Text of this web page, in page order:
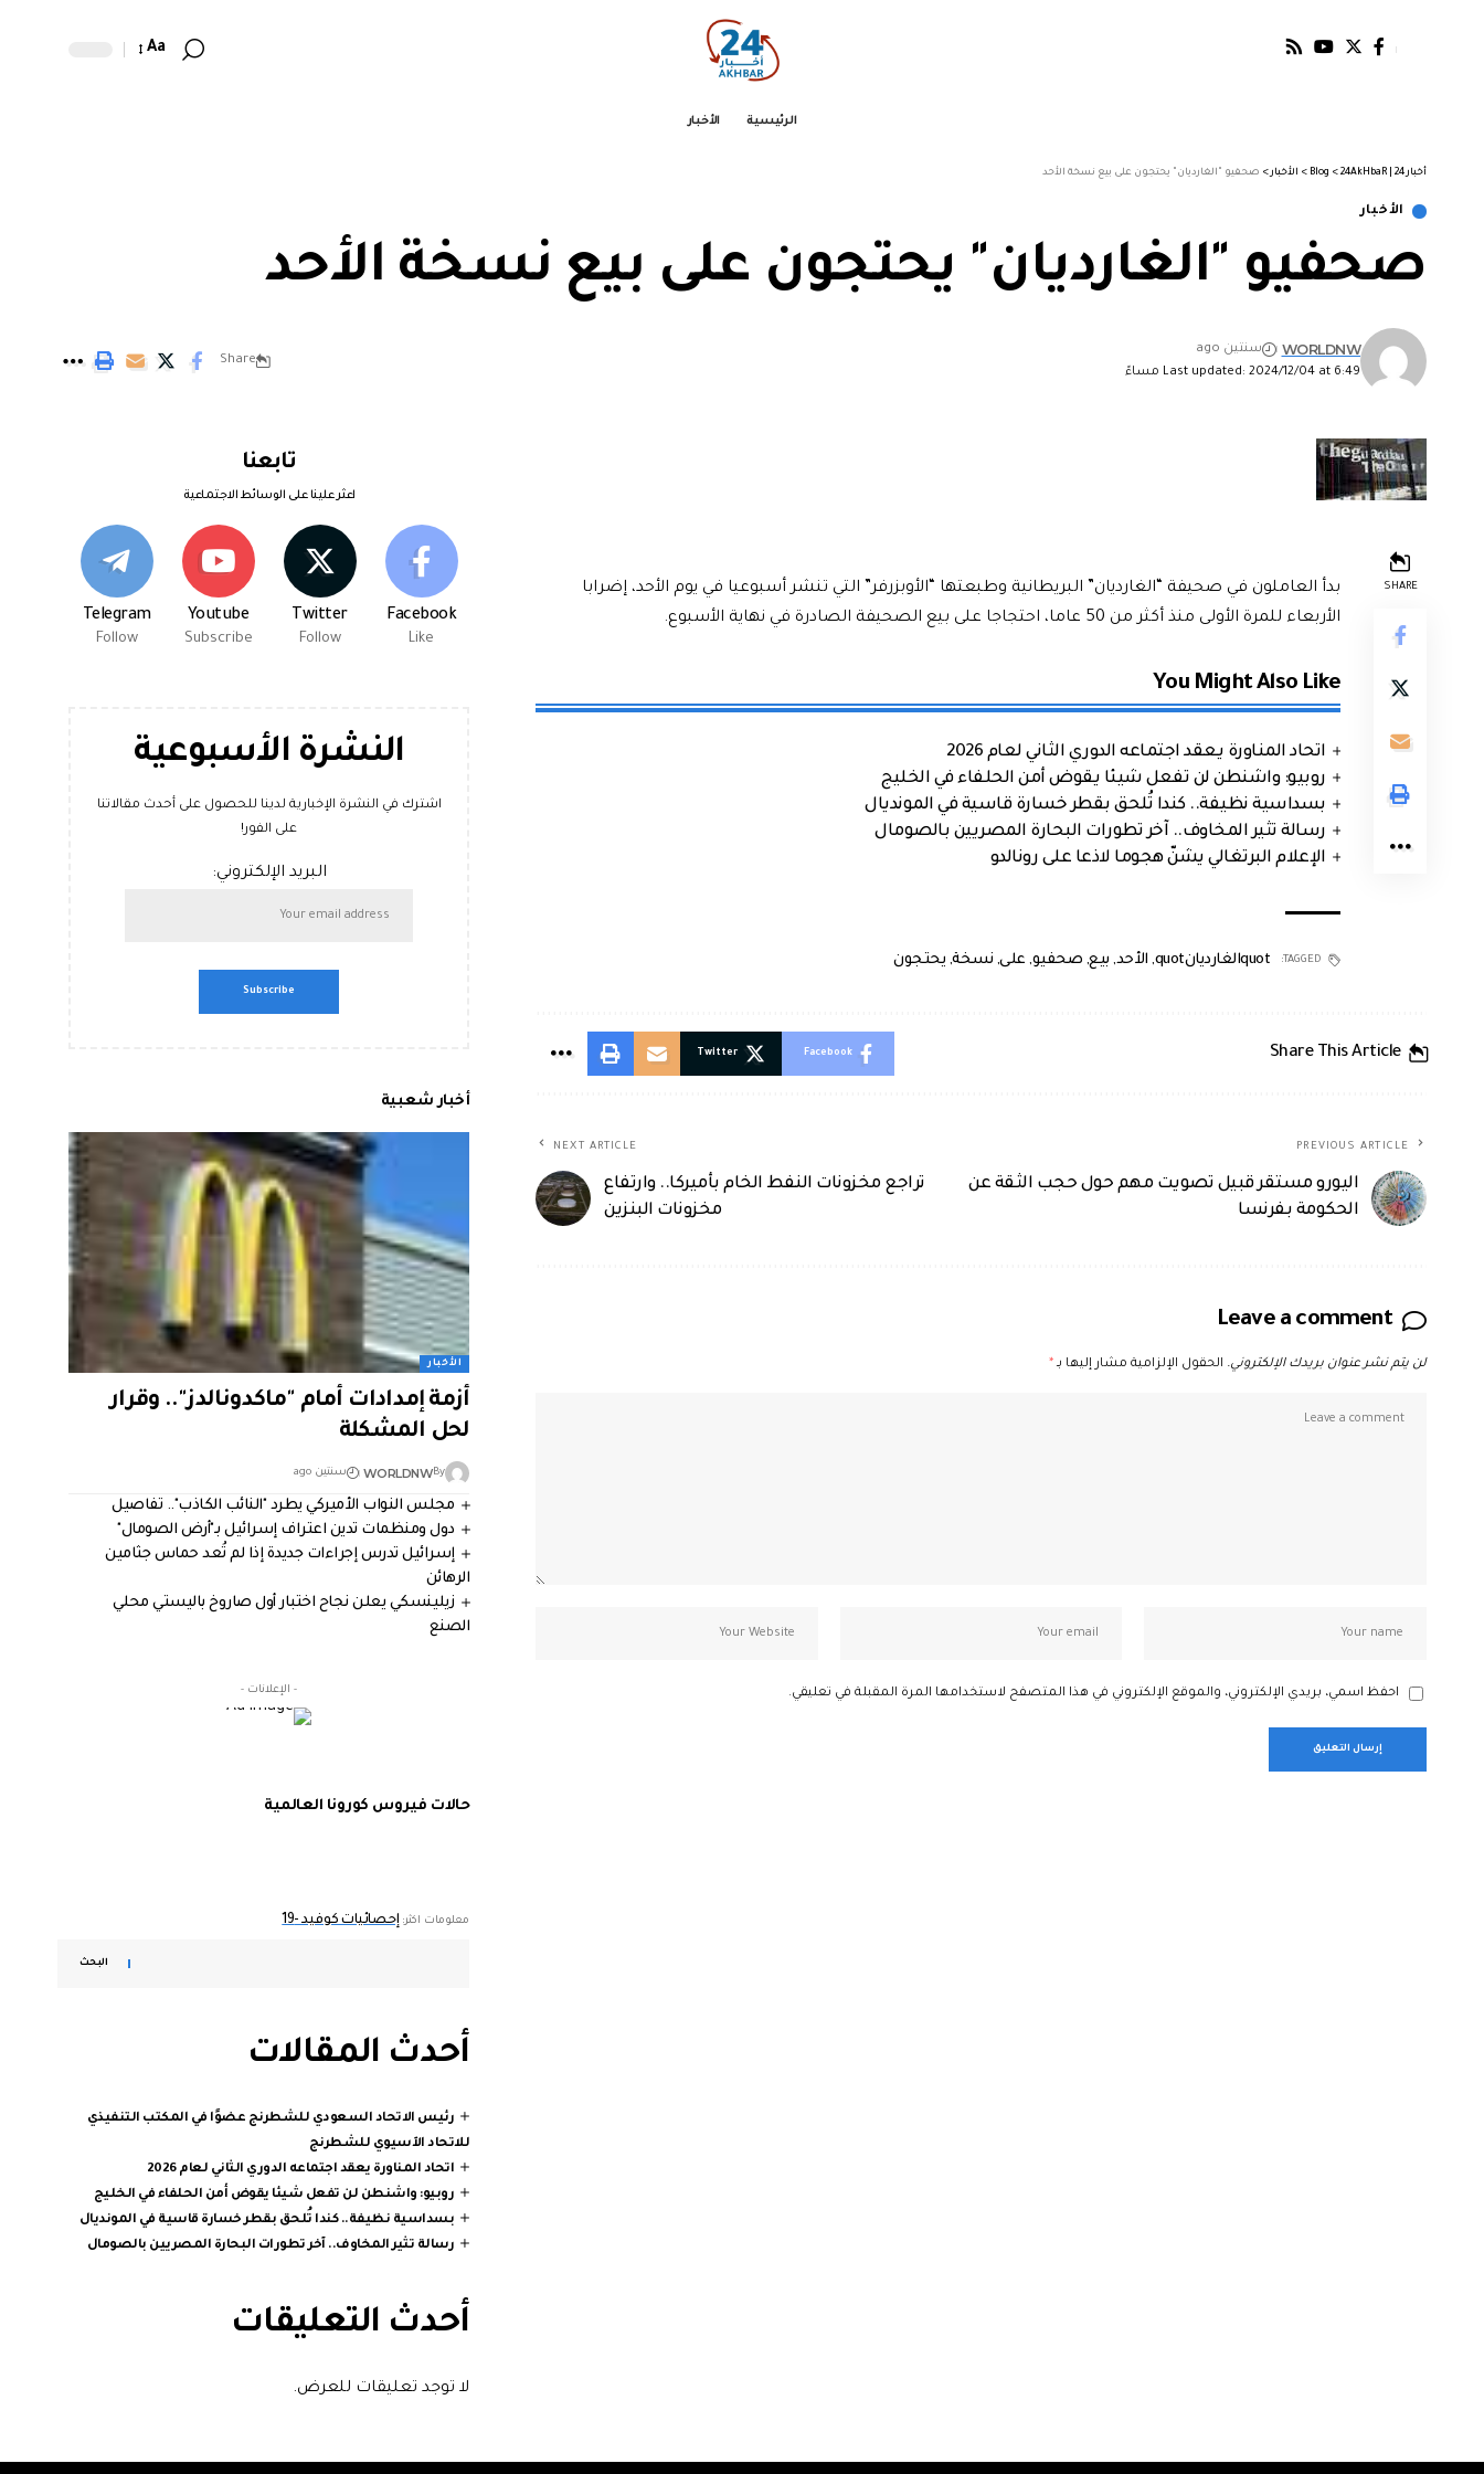
Aa
الرئيسية الأخبار
أخبار 24 | 24AkHbaR >
Blog
> الأخبار > صحفيو "الغارديان" يحتجون على بيع نسخة الأحد
الأخبار
صحفيو "الغارديان" يحتجون على بيع نسخة الأحد
Last updated: 2024/12/04 at 6:49 مساءً
WORLDNW
سنتين ago
Share
SHARE
بدأ العاملون في صحيفة “الغارديان” البريطانية وطبعتها “الأوبزرفر” التي تنشر أسبوعيا في يوم الأحد، إضرابا
الأربعاء للمرة الأولى منذ أكثر من 50 عاما، احتجاجا على بيع الصحيفة الصادرة في نهاية الأسبوع.
You Might Also Like
اتحاد المناورة يعقد اجتماعه الدوري الثاني لعام 2026
روبيو: واشنطن لن تفعل شيئا يقوض أمن الحلفاء في الخليج
بسداسية نظيفة.. كندا تُلحق بقطر خسارة قاسية في المونديال
رسالة تثير المخاوف.. آخر تطورات البحارة المصريين بالصومال
الإعلام البرتغالي يشنّ هجوما لاذعا على رونالدو
TAGGED: quotالغارديانquot , الأحد, بيع, صحفيو, على, نسخة, يحتجون
Share This Article
Facebook
Twitter
PREVIOUS ARTICLE
اليورو مستقر قبيل تصويت مهم حول حجب الثقة عن
الحكومة بفرنسا
NEXT ARTICLE
تراجع مخزونات النفط الخام بأميركا.. وارتفاع
مخزونات البنزين
Leave a comment
لن يتم نشر عنوان بريدك الإلكتروني. الحقول الإلزامية مشار إليها بـ*
احفظ اسمي، بريدي الإلكتروني، والموقع الإلكتروني في هذا المتصفح لاستخدامها المرة المقبلة في تعليقي.
تابعنا
اعثر علينا على الوسائط الاجتماعية
Facebook
Like
Twitter
Follow
Youtube
Subscribe
Telegram
Follow
النشرة الأسبوعية
اشترك في النشرة الإخبارية لدينا للحصول على أحدث مقالاتنا
على الفور!
البريد الإلكتروني:
أخبار شعبية
الأخبار
أزمة إمدادات أمام "ماكدونالدز".. وقرار
لحل المشكلة
By
WORLDNW سنتين ago
مجلس النواب الأميركي يطرد "النائب الكاذب".. تفاصيل
دول ومنظمات تدين اعتراف إسرائيل بـ"أرض الصومال"
إسرائيل تدرس إجراءات جديدة إذا لم تُعد حماس جثامين
الرهائن
زيلينسكي يعلن نجاح اختبار أول صاروخ باليستي محلي
الصنع
- الإعلانات -
حالات فيروس كورونا العالمية
معلومات اكثر: إحصائيات كوفيد -19
البحث
أحدث المقالات
رئيس الاتحاد السعودي للشطرنج عضوًا في المكتب التنفيذي
للاتحاد الآسيوي للشطرنج
اتحاد المناورة يعقد اجتماعه الدوري الثاني لعام 2026
روبيو: واشنطن لن تفعل شيئا يقوض أمن الحلفاء في الخليج
بسداسية نظيفة.. كندا تُلحق بقطر خسارة قاسية في المونديال
رسالة تثير المخاوف.. آخر تطورات البحارة المصريين بالصومال
أحدث التعليقات
لا توجد تعليقات للعرض.